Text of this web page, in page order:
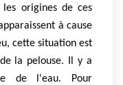
origines de ces
à cause
cette situation est
la pelouse. Il y a
de l'eau. Pour